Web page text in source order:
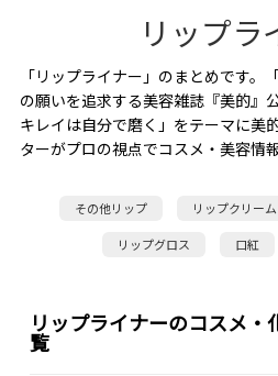
リップラ
「リップライナー」のまとめです。
の願いを追求する美容雑誌『美的』
キレイは自分で磨く」をテーマに美
ターがプロの視点でコスメ・美容情
その他リップ リップクリーム
リップグロス 口紅
リップライナーのコスメ・
覧